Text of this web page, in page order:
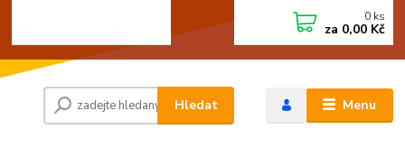
Menu
Hledat
0 ks
za 0,00 Kč